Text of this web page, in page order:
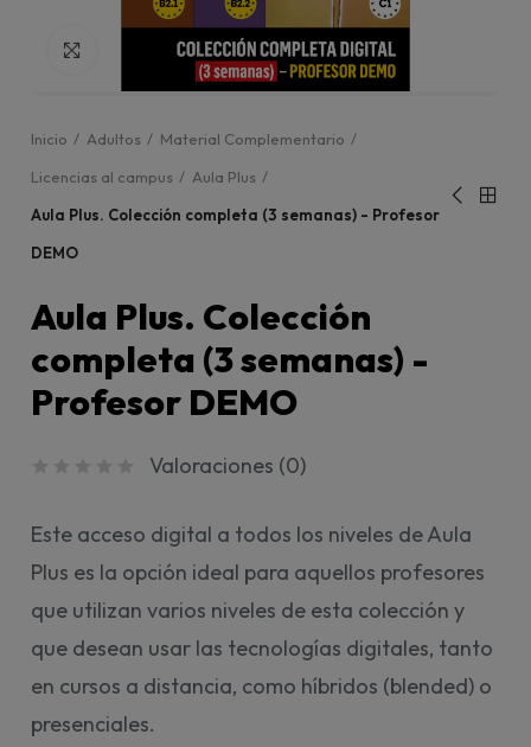
Click para agrandar
Inicio Adultos
Material Complementario
Licencias al campus
Aula Plus
Aula Plus. Colección completa (3 semanas) - Profesor
DEMO
Aula Plus. Colección
completa (3 semanas) -
Profesor DEMO
Valoraciones (0)
Este acceso digital a todos los niveles de Aula
Plus es la opción ideal para aquellos profesores
que utilizan varios niveles de esta colección y
que desean usar las tecnologías digitales, tanto
en cursos a distancia, como híbridos (blended) o
presenciales.